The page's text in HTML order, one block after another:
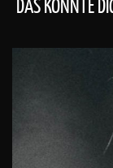
DAS KÖNNTE